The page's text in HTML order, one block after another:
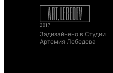
Задизайнено в Студии
Артемия Лебедева